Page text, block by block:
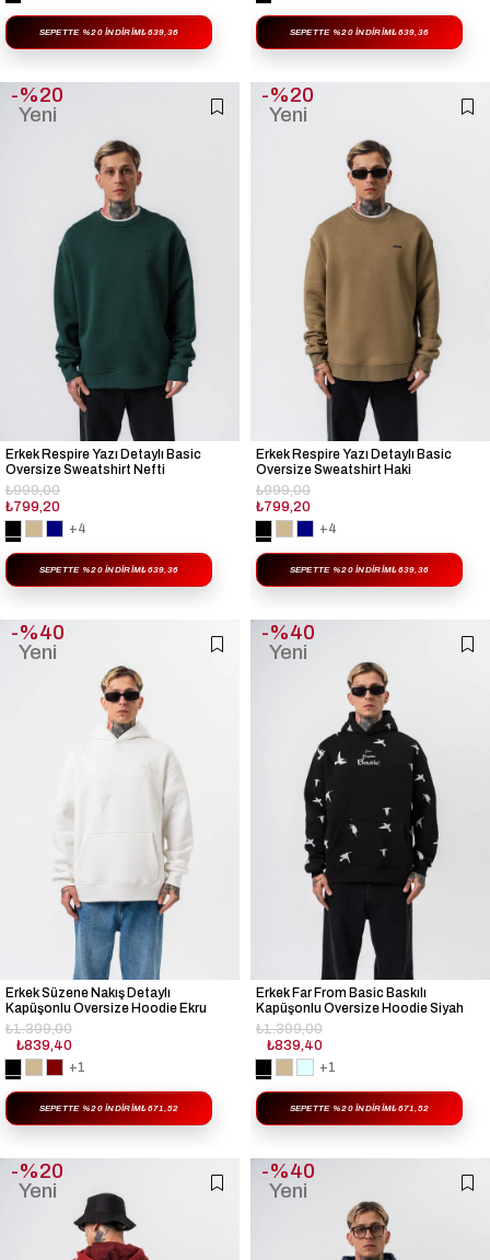
SEPETTE %20 İNDIRIM₺639,36 SEPETTE %20 İNDIRIM₺639,36
Erkek Respire Yazı Detaylı Basic
Oversize Sweatshirt Nefti
₺799,20
₺999,00
+4
SEPETTE %20 İNDIRIM₺639,36
%20
Yeni
Erkek Respire Yazı Detaylı Basic
Oversize Sweatshirt Haki
₺799,20
₺999,00
+4
SEPETTE %20 İNDIRIM₺639,36
%20
Yeni
Erkek Süzene Nakış Detaylı
Kapüşonlu Oversize Hoodie Ekru
₺839,40
₺1.399,00
+1
SEPETTE %20 İNDIRIM₺671,52
%40
Yeni
Erkek Far From Basic Baskılı
Kapüşonlu Oversize Hoodie Siyah
₺839,40
₺1.399,00
+1
SEPETTE %20 İNDIRIM₺671,52
%40
Yeni
%20
Yeni
%40
Yeni